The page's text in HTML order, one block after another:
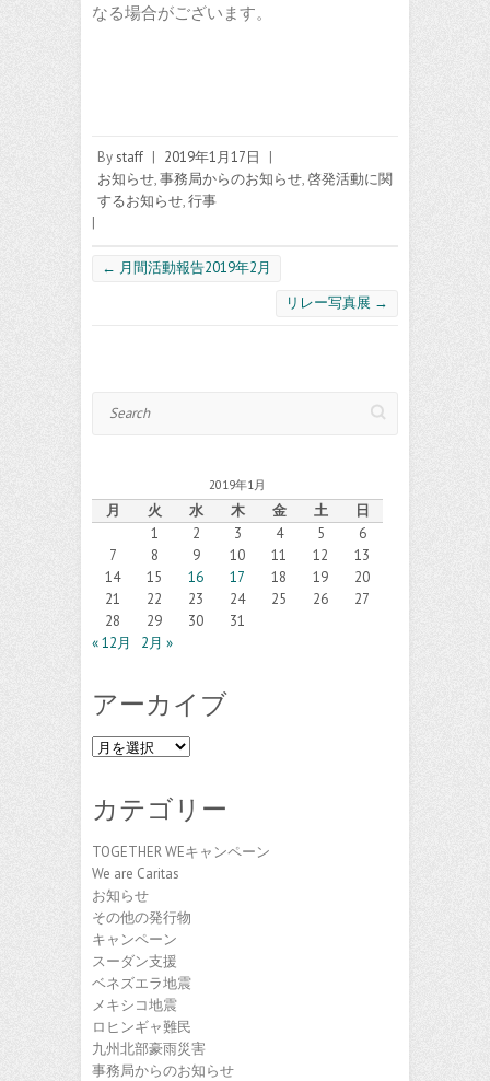
なる場合がございます。
Bystaff | 2019年1月17日
|
お知らせ,事務局からのお知らせ,啓発活動に関
するお知らせ,行事
|
← 月間活動報告2019年2月
リレー写真展 →
2019年1月
月 火 水 木 金 土
日
1
2 3 4 5
6
7
8 9 10 11 12
13
14
15 16 17 18 19
20
21
22 23 24 25 26
27
28
29 30
31
« 12月
2月 »
アーカイブ
ア
イ
カテゴリー
TOGETHER WEキャンペーン
We are Caritas
お知らせ
その他の発行物
キャンペーン
スーダン支援
ベネズエラ地震
メキシコ地震
ロヒンギャ難民
九州北部豪雨災害
事務局からのお知らせ